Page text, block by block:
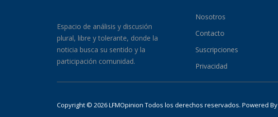
Espacio de análisis y discusión
plural, libre y tolerante, donde la
noticia busca su sentido y la
participación comunidad.
Nosotros
Contacto
Suscripciones
Privacidad
Copyright © 2026 LFMOpinion Todos los derechos reservados. Powered By